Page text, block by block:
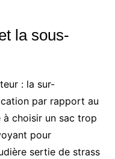
la sous-
: la sur-
par rapport au
choisir un sac trop
pour
sertie de strass